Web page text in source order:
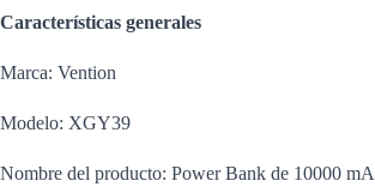
Características generales
Marca: Vention
Modelo: XGY39
Nombre del producto: Power Bank de 10000